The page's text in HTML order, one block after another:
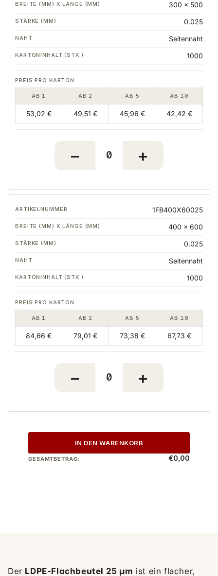
300 x 500
0.025
Seitennaht
1000
AB 1 AB 2 AB 5 AB 10
53,02 € 49,51 € 45,96 € 42,42 €
1FB400X60025
400 x 600
0.025
Seitennaht
1000
AB 1 AB 2 AB 5 AB 10
84,66 € 79,01 € 73,38 € 67,73 €
GESAMTBETRAG: €0,00
IN DEN WARENKORB
Der LDPE-Flachbeutel 25 µm ist ein flacher,